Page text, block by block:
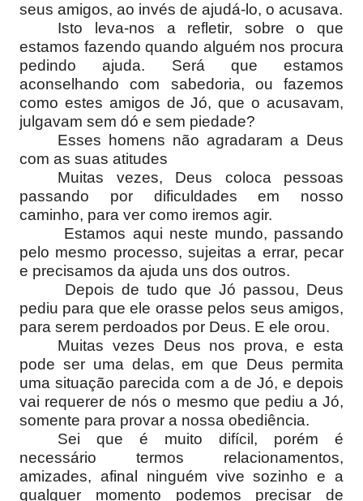
seus amigos, ao invés de ajudá-lo, o acusava.
Isto leva-nos a refletir, sobre o que
estamos fazendo quando alguém nos procura
pedindo ajuda. Será que estamos
aconselhando com sabedoria, ou fazemos
como estes amigos de Jó, que o acusavam,
julgavam sem dó e sem piedade?
Esses homens não agradaram a Deus
com as suas atitudes
Muitas vezes, Deus coloca pessoas
passando por dificuldades em nosso
caminho, para ver como iremos agir.
Estamos aqui neste mundo, passando
pelo mesmo processo, sujeitas a errar, pecar
e precisamos da ajuda uns dos outros.
Depois de tudo que Jó passou, Deus
pediu para que ele orasse pelos seus amigos,
para serem perdoados por Deus. E ele orou.
Muitas vezes Deus nos prova, e esta
pode ser uma delas, em que Deus permita
uma situação parecida com a de Jó, e depois
vai requerer de nós o mesmo que pediu a Jó,
somente para provar a nossa obediência.
Sei que é muito difícil, porém é
necessário termos relacionamentos,
amizades, afinal ninguém vive sozinho e a
qualquer momento podemos precisar de